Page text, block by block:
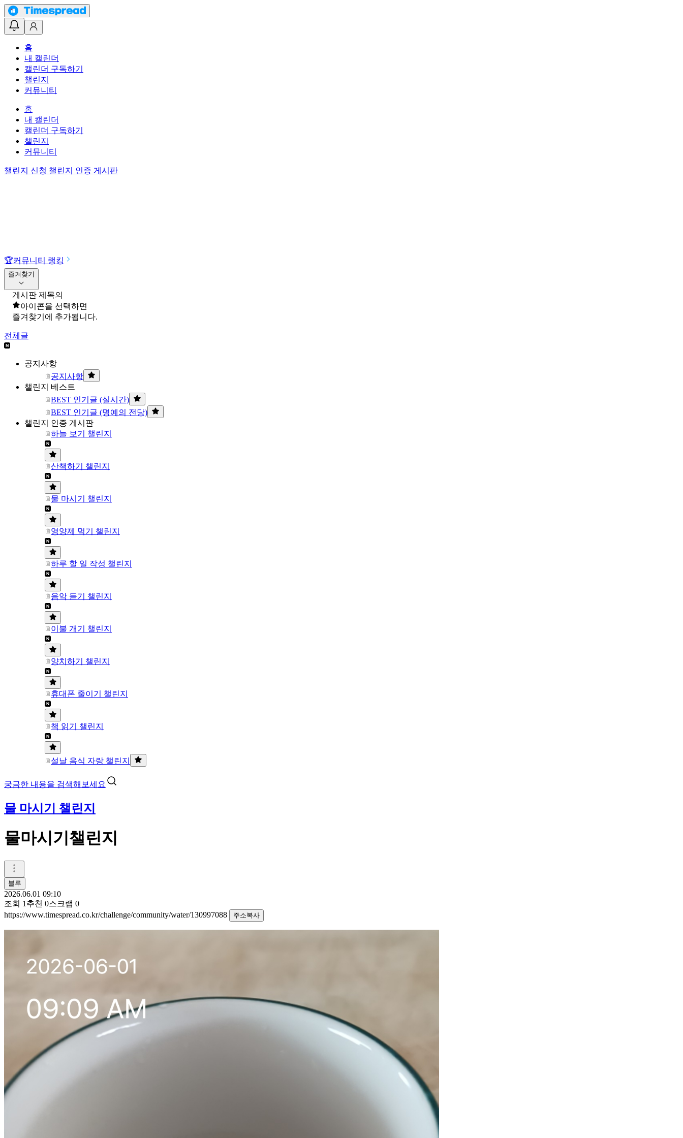
홈
내 캘린더
캘린더 구독하기
챌린지
커뮤니티
홈
내 캘린더
캘린더 구독하기
챌린지
커뮤니티
챌린지 신청 챌린지 인증 게시판
🏆커뮤니티 랭킹
즐겨찾기
게시판 제목의
아이콘을 선택하면
즐겨찾기에 추가됩니다.
전체글
공지사항
공지사항
챌린지 베스트
BEST 인기글 (실시간)
BEST 인기글 (명예의 전당)
챌린지 인증 게시판
하늘 보기 챌린지
산책하기 챌린지
물 마시기 챌린지
영양제 먹기 챌린지
하루 할 일 작성 챌린지
음악 듣기 챌린지
이불 개기 챌린지
양치하기 챌린지
휴대폰 줄이기 챌린지
책 읽기 챌린지
설날 음식 자랑 챌린지
궁금한 내용을 검색해보세요
물 마시기 챌린지
물마시기챌린지
블루
2026.06.01 09:10
조회 1 추천 0스크랩 0
https://www.timespread.co.kr/challenge/community/water/130997088
주소복사